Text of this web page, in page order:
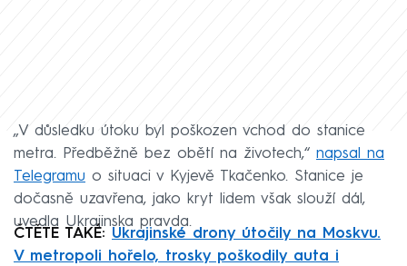
„V důsledku útoku byl poškozen vchod do stanice
metra. Předběžně bez obětí na životech,“ napsal na
Telegramu o situaci v Kyjevě Tkačenko. Stanice je
dočasně uzavřena, jako kryt lidem však slouží dál,
uvedla Ukrajinska pravda.
ČTĚTE TAKÉ: Ukrajinské drony útočily na Moskvu.
V metropoli hořelo, trosky poškodily auta i